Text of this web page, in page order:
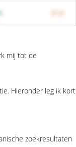
mij tot de
Hieronder leg ik kort
zoekresultaten